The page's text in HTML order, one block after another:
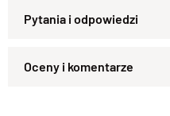
drewna
odpowiedzialność.Nasze
Zapytaj o produkt